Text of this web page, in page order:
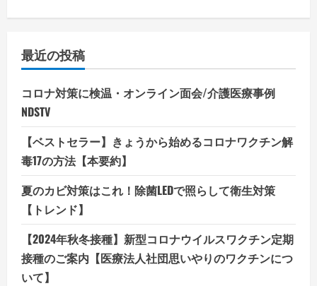
最近の投稿
コロナ対策に検温・オンライン面会/介護医療事例
NDSTV
【ベストセラー】きょうから始めるコロナワクチン解
毒17の方法【本要約】
夏のカビ対策はこれ！除菌LEDで照らして衛生対策
【トレンド】
【2024年秋冬接種】新型コロナウイルスワクチン定期
接種のご案内【医療法人社団思いやりのワクチンにつ
いて】